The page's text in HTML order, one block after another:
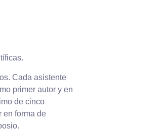
Cada asistente
primer autor y en
de cinco
en forma de